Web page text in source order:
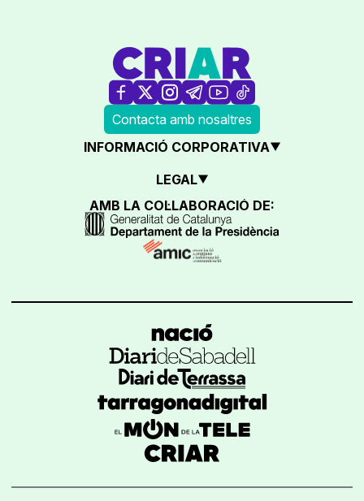
Contacta amb nosaltres
INFORMACIÓ CORPORATIVA
LEGAL
AMB LA COL·LABORACIÓ DE: